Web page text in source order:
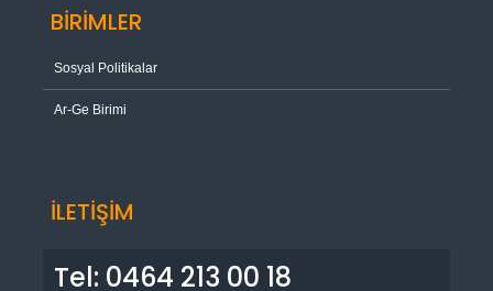
BİRİMLER
Sosyal Politikalar
Ar-Ge Birimi
İLETİŞİM
Tel: 0464 213 00 18